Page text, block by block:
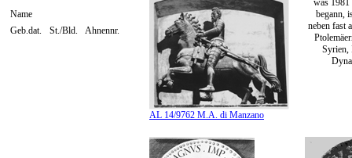
Name
Geb.dat.
St./Bld. Ahnennr.
was 1981
begann,
neben fast
Syrien,
AL 14/9762 M.A. di Manzano